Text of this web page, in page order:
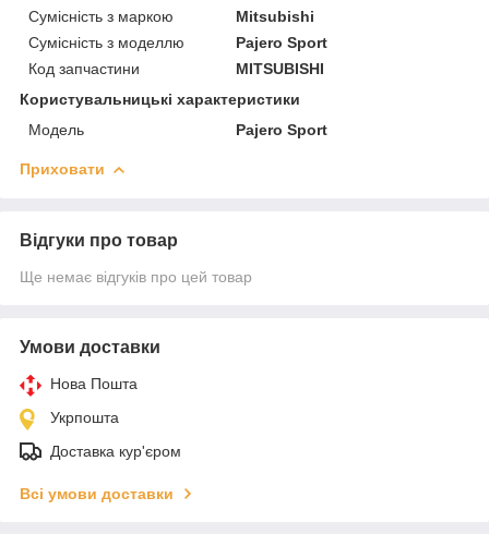
Сумісність з маркою
Mitsubishi
Сумісність з моделлю
Pajero Sport
Код запчастини
MITSUBISHI
Користувальницькі характеристики
Модель
Pajero Sport
Приховати
Відгуки про товар
Ще немає відгуків про цей товар
Умови доставки
Нова Пошта
Укрпошта
Доставка кур'єром
Всі умови доставки